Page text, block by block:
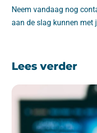
Neem vandaag nog
aan de slag kunnen met
Lees verder